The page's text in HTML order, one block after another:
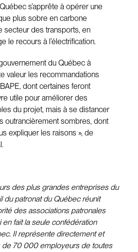
s’apprête à opérer une
plus sobre en carbone
secteur des transports, en
le recours à l’électrification.
du Québec à
valeur les recommandations
dont certaines feront
utile pour améliorer des
du projet, mais à se distancer
outrancièrement sombres, dont
expliquer les raisons », de
des plus grandes entreprises du
du patronat du Québec réunit
des associations patronales
fait la seule confédération
Il représente directement et
de 70 000 employeurs de toutes